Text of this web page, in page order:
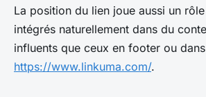
La position du lien joue aussi un
intégrés naturellement dans du
influents que ceux en footer ou
https://www.linkuma.com/.